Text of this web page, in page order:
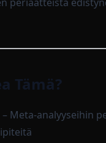
periaatteista
Tämä?
– Meta-analyyseihin